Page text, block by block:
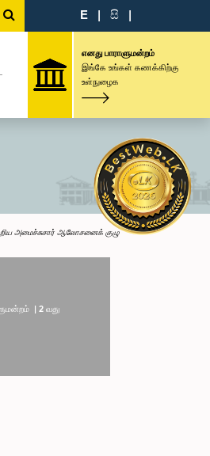
E | සි |
எனது பாராளுமன்றம்
இங்கே உங்கள் கணக்கிற்கு
உள்நுழைக
அமைச்சுசார் ஆலோசனைக் குழு
| 2 வது